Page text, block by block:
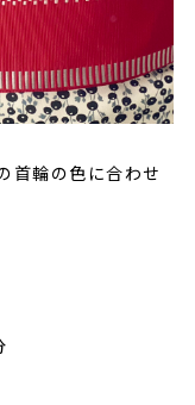
首輪の色に合わせ